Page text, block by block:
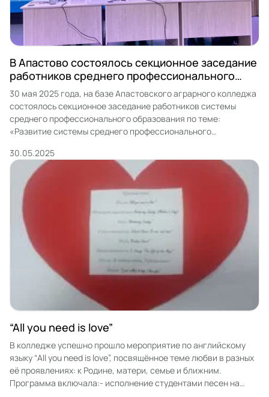
В Апастово состоялось секционное заседание
работников среднего профессионального
образования
30 мая 2025 года, на базе Апастовского аграрного колледжа
состоялось секционное заседание работников системы
среднего профессионального образования по теме:
«Развитие системы среднего профессионального
заседании были рассмотрены ключевые вопросы развития
системы СПО.При рассмотрении некоторых вопросов были
отмечены успехи и нашего колледжа.По окончании
заседания прошла церемония торжественного
награждения.Знаком отличия &quot;Отличник сферы
образования и науки Республики […]
30.05.2025
“All you need is love”
В колледже успешно прошло мероприятие по английскому
языку “All you need is love”, посвящённое теме любви в разных
её проявлениях: к Родине, матери, семье и ближним.
Программа включала:- исполнение студентами песен на